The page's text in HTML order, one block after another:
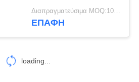
AMP Tyco σφραγίδων
συνδετήρα
Διαπραγματεύσιμα MOQ:100 μονάδες
ΕΠΑΦΉ
loading...